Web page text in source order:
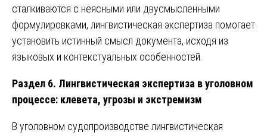
сталкиваются с неясными или двусмысленными
формулировками, лингвистическая экспертиза помогает
установить истинный смысл документа, исходя из
языковых и контекстуальных особенностей.
Раздел 6. Лингвистическая экспертиза в уголовном
процессе: клевета, угрозы и экстремизм
В уголовном судопроизводстве лингвистическая